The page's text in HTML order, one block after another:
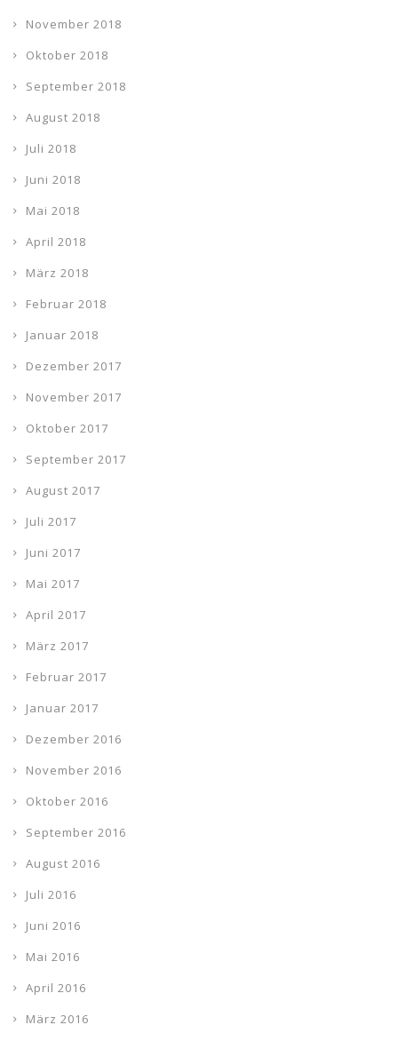
November 2018
Oktober 2018
September 2018
August 2018
Juli 2018
Juni 2018
Mai 2018
April 2018
März 2018
Februar 2018
Januar 2018
Dezember 2017
November 2017
Oktober 2017
September 2017
August 2017
Juli 2017
Juni 2017
Mai 2017
April 2017
März 2017
Februar 2017
Januar 2017
Dezember 2016
November 2016
Oktober 2016
September 2016
August 2016
Juli 2016
Juni 2016
Mai 2016
April 2016
März 2016